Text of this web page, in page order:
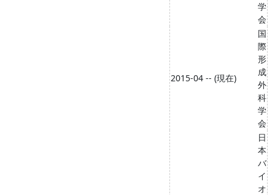
学
会
2015-04 -- (現在)
国
際
形
成
外
科
学
会
日
本
バ
イ
オ